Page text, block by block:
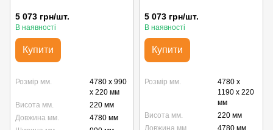
5 073 грн/шт.
В наявності
Купити
Розмір мм.
4780 x 990
x 220 мм
Висота мм.
220 мм
Довжина мм.
4780 мм
5 073 грн/шт.
В наявності
Купити
Розмір мм.
4780 x
1190 x 220
мм
Висота мм.
220 мм
Довжина мм.
4780 мм